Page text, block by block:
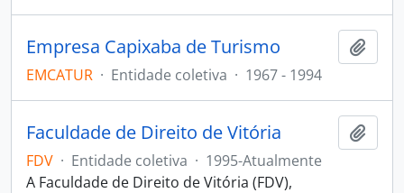
Empresa Capixaba de Turismo
EMCATUR · Entidade coletiva · 1967 - 1994
Faculdade de Direito de Vitória
FDV · Entidade coletiva · 1995-Atualmente
A Faculdade de Direito de Vitória (FDV),